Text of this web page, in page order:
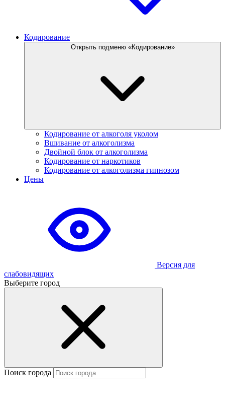
Кодирование
Открыть подменю «Кодирование»
Кодирование от алкоголя уколом
Вшивание от алкоголизма
Двойной блок от алкоголизма
Кодирование от наркотиков
Кодирование от алкоголизма гипнозом
Цены
Версия для
слабовидящих
Выберите город
Поиск города